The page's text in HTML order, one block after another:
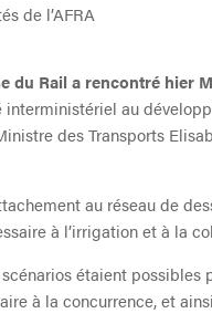
de l’AFRA
du Rail a rencontré hier
au
des Transports
au réseau de
à l’irrigation et à la
scénarios étaient
à la concurrence, et